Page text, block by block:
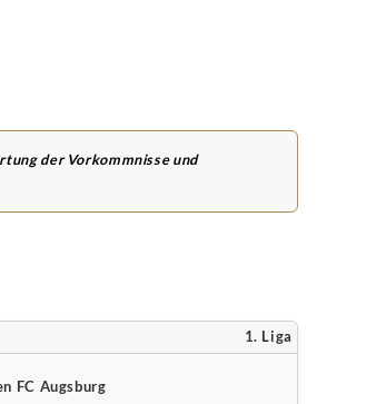
der Vorkommnisse und
1. Liga
FC Augsburg